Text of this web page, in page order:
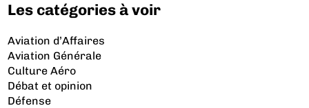
Les catégories à voir
Aviation d’Affaires
Aviation Générale
Culture Aéro
Débat et opinion
Défense